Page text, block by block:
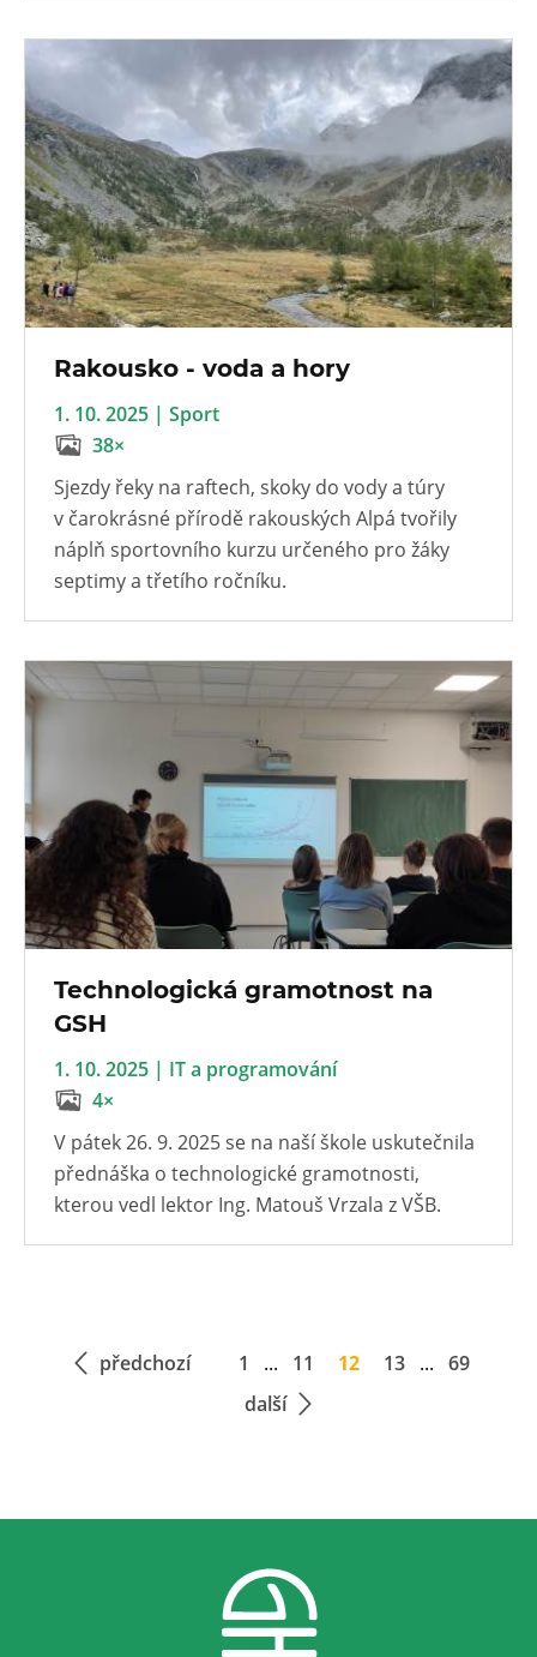
Rakousko - voda a hory
1. 10. 2025 | Sport
38×
Sjezdy řeky na raftech, skoky do vody a túry
v čarokrásné přírodě rakouských Alpá tvořily
náplň sportovního kurzu určeného pro žáky
septimy a třetího ročníku.
Technologická gramotnost na
GSH
1. 10. 2025 | IT a programování
4×
V pátek 26. 9. 2025 se na naší škole uskutečnila
přednáška o technologické gramotnosti,
kterou vedl lektor Ing. Matouš Vrzala z VŠB.
předchozí 1 ... 11 12 13 ... 69
další